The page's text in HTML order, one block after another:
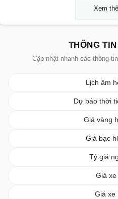
Xem
THÔNG
Cập nhật nhanh các thông
Lịch âm
Dự báo thời
Giá vàng
Giá bạc
Tỷ giá
Giá xe
Giá xe